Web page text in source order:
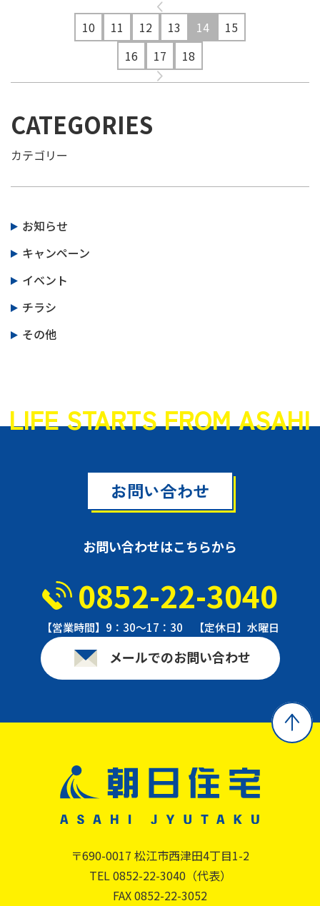
CATEGORIES
カテゴリー
お知らせ
キャンペーン
イベント
チラシ
その他
10 11 12 13 14
15
16
17 18
LIFE STARTS FROM ASAHI
お問い合わせ
お問い合わせはこちらから
0852-22-3040
【営業時間】9：30〜17：30 【定休日】水曜日
メールでのお問い合わせ
〒690-0017 松江市西津田4丁目1-2
TEL 0852-22-3040（代表）
FAX 0852-22-3052